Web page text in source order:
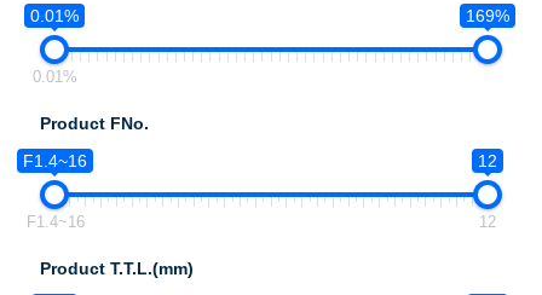
0.01%
169%
0.01%
Product FNo.
F1.4~16
12
F1.4~16 12
Product T.T.L.(mm)